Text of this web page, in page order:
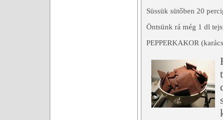
Süssük sütőben 20
Öntsünk rá még 1 dl
PEPPERKAKOR